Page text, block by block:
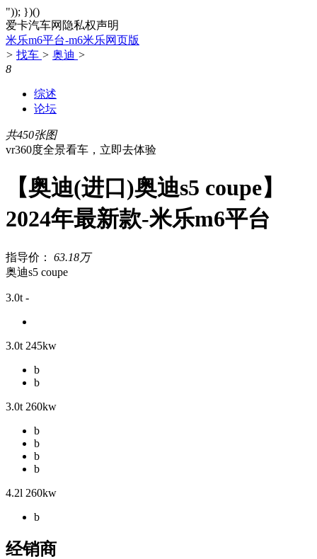
")); })()
爱卡汽车网隐私权声明
米乐m6平台-m6米乐网页版
> 找车 > 奥迪 >
8
综述
论坛
共450张图
vr360度全景看车，立即去体验
【奥迪(进口)奥迪s5 coupe】
2024年最新款-米乐m6平台
指导价： 63.18万
奥迪s5 coupe
3.0t -
3.0t 245kw
b
b
3.0t 260kw
b
b
b
b
4.2l 260kw
b
经销商